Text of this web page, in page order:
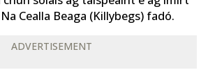
Cealla Beaga (Killybegs) fadó.
ADVERTISEMENT